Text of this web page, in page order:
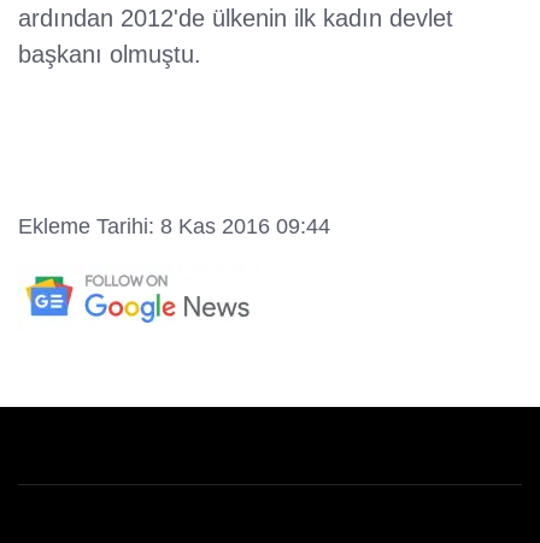
ardından 2012'de ülkenin ilk kadın devlet
başkanı olmuştu.
Ekleme Tarihi: 8 Kas 2016 09:44